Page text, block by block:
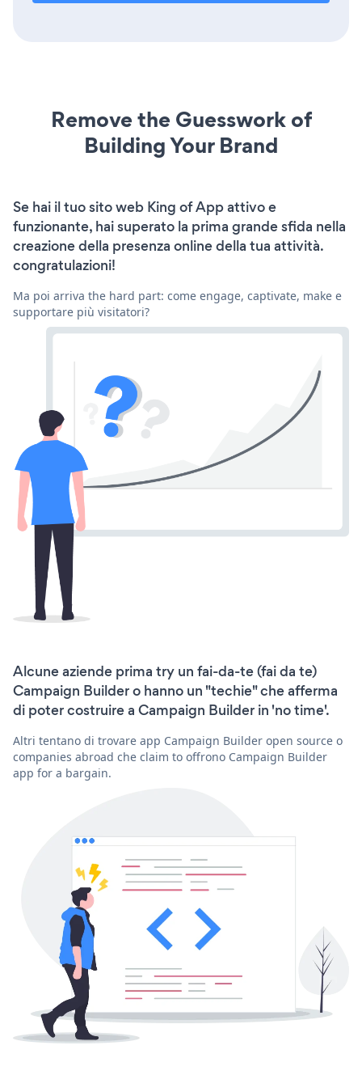
Remove the Guesswork of
Building Your Brand
Se hai il tuo sito web King of App attivo e
funzionante, hai superato la prima grande sfida nella
creazione della presenza online della tua attività.
congratulazioni!
Ma poi arriva the hard part: come engage, captivate, make e
supportare più visitatori?
Alcune aziende prima try un fai-da-te (fai da te)
Campaign Builder o hanno un "techie" che afferma
di poter costruire a Campaign Builder in 'no time'.
Altri tentano di trovare app Campaign Builder open source o
companies abroad che claim to offrono Campaign Builder
app for a bargain.